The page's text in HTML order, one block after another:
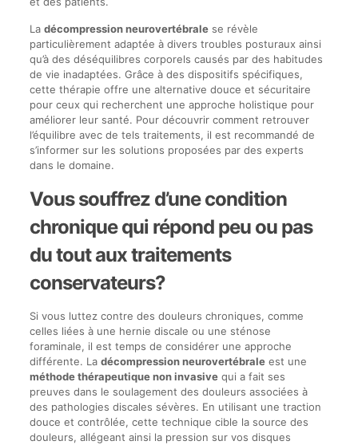
La décompression neurovertébralese révèle
particulièrement adaptée à divers troubles posturaux ainsi
qu’à des déséquilibres corporels causés par des habitudes
de vie inadaptées. Grâce à des dispositifs spécifiques,
cette thérapie offre une alternative douce et sécuritaire
pour ceux qui recherchent une approche holistique pour
améliorer leur santé. Pour découvrir comment retrouver
l’équilibre avec de tels traitements, il est recommandé de
s’informer sur les solutions proposées par des experts
dans le domaine.
Vous souffrez d’une condition
chronique qui répond peu ou pas
du tout aux traitements
conservateurs?
Si vous luttez contre des douleurs chroniques, comme
celles liées à une hernie discale ou une sténose
foraminale, il est temps de considérer une approche
différente. La décompression neurovertébraleest une
méthode thérapeutique non invasivequi a fait ses
preuves dans le soulagement des douleurs associées à
des pathologies discales sévères. En utilisant une traction
douce et contrôlée, cette technique cible la source des
douleurs, allégeant ainsi la pression sur vos disques